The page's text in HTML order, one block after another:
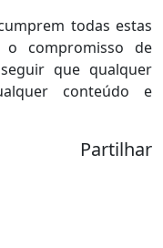
todas estas
o compromisso de
que qualquer
conteúdo e
Partilhar